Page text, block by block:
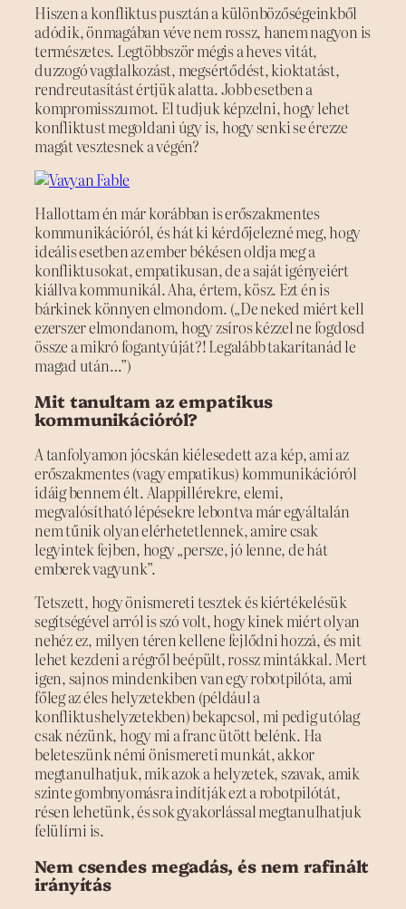
Hiszen a konfliktus pusztán a különbözőségeinkből
adódik, önmagában véve nem rossz, hanem nagyon is
természetes. Legtöbbször mégis a heves vitát,
duzzogó vagdalkozást, megsértődést, kioktatást,
rendreutasítást értjük alatta. Jobb esetben a
kompromisszumot. El tudjuk képzelni, hogy lehet
konfliktust megoldani úgy is, hogy senki se érezze
magát vesztesnek a végén?
Hallottam én már korábban is erőszakmentes
kommunikációról, és hát ki kérdőjelezné meg, hogy
ideális esetben az ember békésen oldja meg a
konfliktusokat, empatikusan, de a saját igényeiért
kiállva kommunikál. Aha, értem, kösz. Ezt én is
bárkinek könnyen elmondom. („De neked miért kell
ezerszer elmondanom, hogy zsíros kézzel ne fogdosd
össze a mikró fogantyúját?! Legalább takarítanád le
magad után…”)
Mit tanultam az empatikus
kommunikációról?
A tanfolyamon jócskán kiélesedett az a kép, ami az
erőszakmentes (vagy empatikus) kommunikációról
idáig bennem élt. Alappillérekre, elemi,
megvalósítható lépésekre lebontva már egyáltalán
nem tűnik olyan elérhetetlennek, amire csak
legyintek fejben, hogy „persze, jó lenne, de hát
emberek vagyunk”.
Tetszett, hogy önismereti tesztek és kiértékelésük
segítségével arról is szó volt, hogy kinek miért olyan
nehéz ez, milyen téren kellene fejlődni hozzá, és mit
lehet kezdeni a régről beépült, rossz mintákkal. Mert
igen, sajnos mindenkiben van egy robotpilóta, ami
főleg az éles helyzetekben (például a
konfliktushelyzetekben) bekapcsol, mi pedig utólag
csak nézünk, hogy mi a franc ütött belénk. Ha
beleteszünk némi önismereti munkát, akkor
megtanulhatjuk, mik azok a helyzetek, szavak, amik
szinte gombnyomásra indítják ezt a robotpilótát,
résen lehetünk, és sok gyakorlással megtanulhatjuk
felülírni is.
Nem csendes megadás, és nem rafinált
irányítás